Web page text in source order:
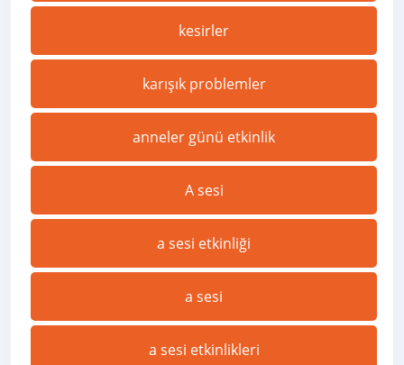
kesirler
karışık problemler
anneler günü etkinlik
A sesi
a sesi etkinliği
a sesi
a sesi etkinlikleri